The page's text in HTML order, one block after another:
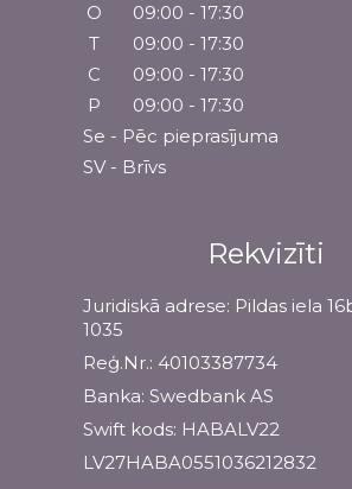
O
09:00 - 17:30
T
09:00 - 17:30
C
09:00 - 17:30
P
09:00 - 17:30
Se - Pēc pieprasījuma
SV - Brīvs
Rekvizīti
Juridiskā adrese: Pildas iela
1035
Reģ.Nr.: 40103387734
Banka: Swedbank AS
Swift kods: HABALV22
LV27HABA0551036212832